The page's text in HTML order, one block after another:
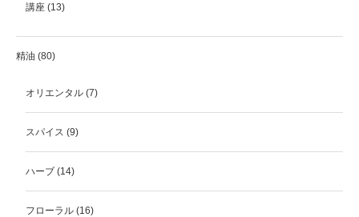
講座 (13)
精油 (80)
オリエンタル (7)
スパイス (9)
ハーブ (14)
フローラル (16)